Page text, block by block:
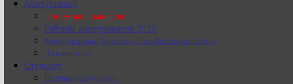
Абитуриенту
Приемная комиссия
Рейтинг абитуриентов 2026
Федеральный проект «Профессионалитет»
Документы
Студенту
Целевое обучение